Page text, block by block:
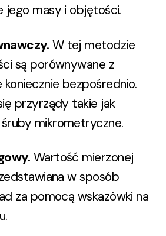
jego masy i objętości.
W tej metodzie
są porównywane z
bezpośrednio.
przyrządy takie jak
mikrometryczne.
Wartość mierzonej
w sposób
za pomocą wskazówki na